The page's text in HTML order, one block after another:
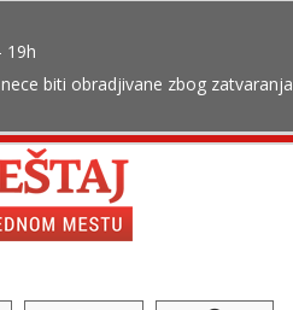
19h
biti obradjivane zbog zatvaranja